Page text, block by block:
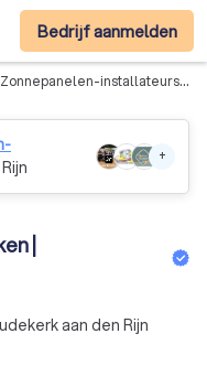
Bedrijf aanmelden
Zonnepanelen-installateurs in Koudekerk aan den Rijn
+
|
aan den Rijn